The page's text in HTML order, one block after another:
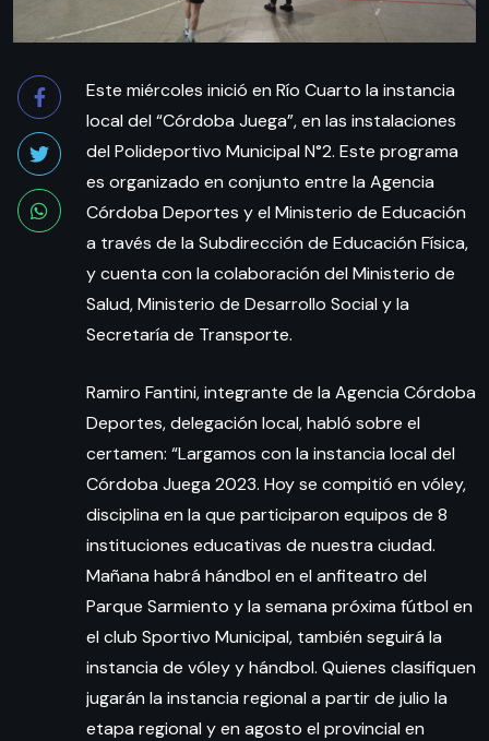
Este miércoles inició en Río Cuarto la instancia
local del “Córdoba Juega”, en las instalaciones
del Polideportivo Municipal N°2. Este programa
es organizado en conjunto entre la Agencia
Córdoba Deportes y el Ministerio de Educación
a través de la Subdirección de Educación Física,
y cuenta con la colaboración del Ministerio de
Salud, Ministerio de Desarrollo Social y la
Secretaría de Transporte.
Ramiro Fantini, integrante de la Agencia Córdoba
Deportes, delegación local, habló sobre el
certamen: “Largamos con la instancia local del
Córdoba Juega 2023. Hoy se compitió en vóley,
disciplina en la que participaron equipos de 8
instituciones educativas de nuestra ciudad.
Mañana habrá hándbol en el anfiteatro del
Parque Sarmiento y la semana próxima fútbol en
el club Sportivo Municipal, también seguirá la
instancia de vóley y hándbol. Quienes clasifiquen
jugarán la instancia regional a partir de julio la
etapa regional y en agosto el provincial en